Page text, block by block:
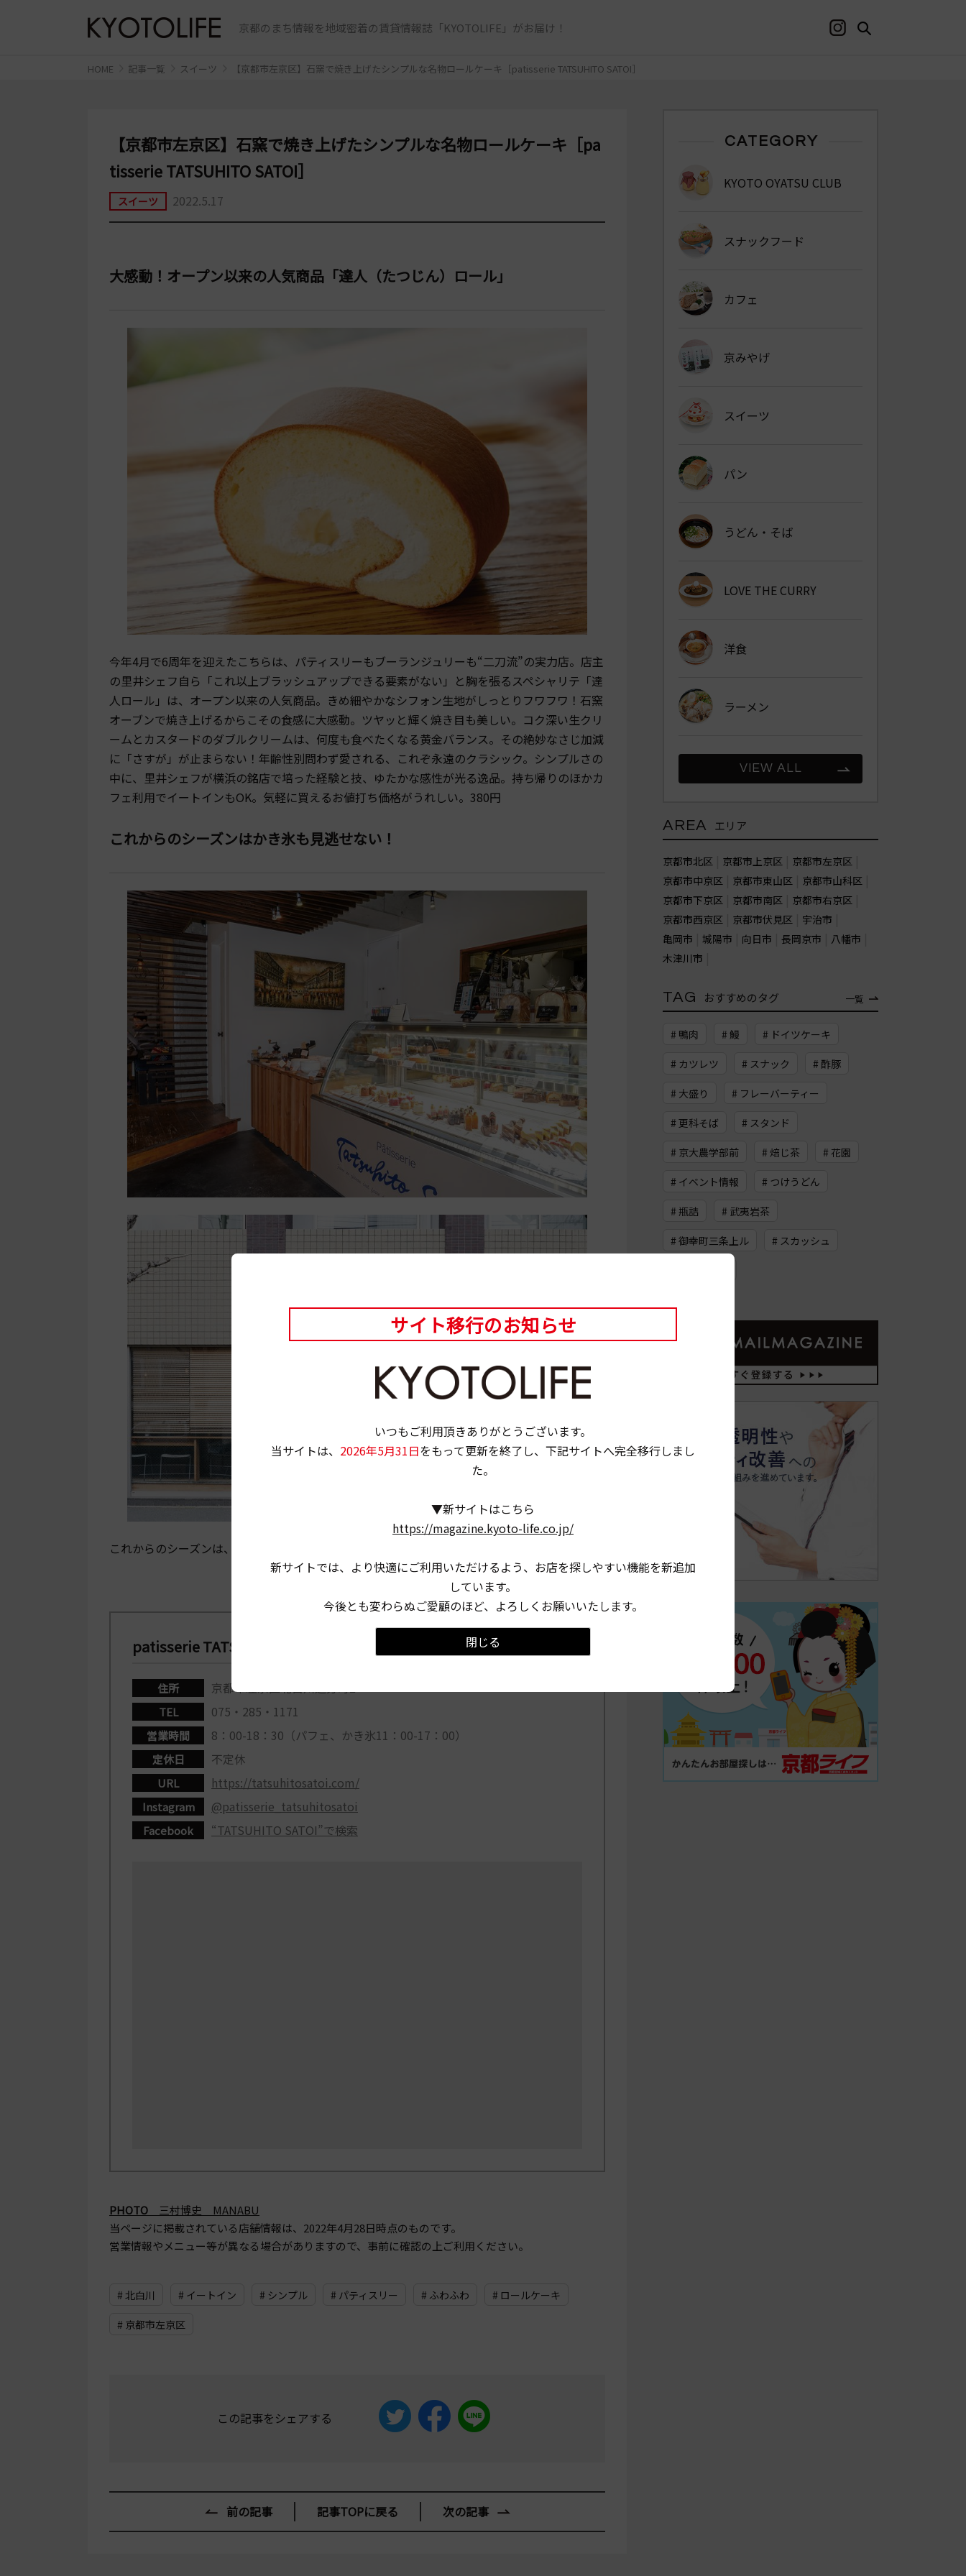
京都のまち情報を地域密着の賃貸情報誌「KYOTOLIFE」がお届け！
HOME 記事一覧 スイーツ 【京都市左京区】石窯で焼き上げたシンプルな名物ロールケーキ［patisserie TATSUHITO SATOI］
【京都市左京区】石窯で焼き上げたシンプルな名物ロールケーキ［pa
tisserie TATSUHITO SATOI］
スイーツ 2022.5.17
大感動！オープン以来の人気商品「達人（たつじん）ロール」
今年4月で6周年を迎えたこちらは、パティスリーもブーランジュリーも“二刀流”の実力店。店主
の里井シェフ自ら「これ以上ブラッシュアップできる要素がない」と胸を張るスペシャリテ「達
人ロール」は、オープン以来の人気商品。きめ細やかなシフォン生地がしっとりフワフワ！石窯
オーブンで焼き上げるからこその食感に大感動。ツヤッと輝く焼き目も美しい。コク深い生クリ
ームとカスタードのダブルクリームは、何度も食べたくなる黄金バランス。その絶妙なさじ加減
に「さすが」が止まらない！年齢性別問わず愛される、これぞ永遠のクラシック。シンプルさの
中に、里井シェフが横浜の銘店で培った経験と技、ゆたかな感性が光る逸品。持ち帰りのほかカ
フェ利用でイートインもOK。気軽に買えるお値打ち価格がうれしい。380円
これからのシーズンはかき氷も見逃せない！
これからのシーズンは、イートインスペースでいただけるかき氷メニューも見逃せない。
patisserie TATSUHITO SATOI （パティスリー タツヒトサトイ）
住所 京都市左京区北白川追分町2
TEL 075・285・1171
営業時間 8：00-18：30（パフェ、かき氷11：00-17：00）
定休日 不定休
URL https://tatsuhitosatoi.com/
Instagram @patisserie_tatsuhitosatoi
Facebook “TATSUHITO SATOI”で検索
PHOTO 三村博史 MANABU
当ページに掲載されている店舗情報は、 2022年4月28日時点のものです。
営業情報やメニュー等が異なる場合がありますので、事前に確認の上ご利用ください。
# 北白川 # イートイン # シンプル # パティスリー # ふわふわ # ロールケーキ
# 京都市左京区
この記事をシェアする
前の記事 記事TOPに戻る 次の記事
CATEGORY
KYOTO OYATSU CLUB
スナックフード
カフェ
京みやげ
スイーツ
パン
うどん・そば
LOVE THE CURRY
洋食
ラーメン
VIEW ALL
AREA エリア
京都市北区 京都市上京区
京都市左京区
京都市中京区
京都市東山区
京都市山科区
京都市下京区
京都市南区
京都市右京区
京都市西京区
京都市伏見区
宇治市
亀岡市
城陽市 向日市 長岡京市
八幡市
木津川市
TAG おすすめのタグ 一覧
# 鴨肉 # 鰻 # ドイツケーキ
# カツレツ # スナック # 酢豚
# 大盛り # フレーバーティー
# 更科そば # スタンド
# 京大農学部前 # 焙じ茶 # 花園
# イベント情報 # つけうどん
# 瓶詰 # 武夷岩茶
# 御幸町三条上ル # スカッシュ
サイト移行のお知らせ
いつもご利用頂きありがとうございます。
当サイトは、 2026年5月31日をもって更新を終了し、下記サイトへ完全移行しまし
た。
▼新サイトはこちら
https://magazine.kyoto-life.co.jp/
新サイトでは、より快適にご利用いただけるよう、お店を探しやすい機能を新追加
しています。
今後とも変わらぬご愛顧のほど、よろしくお願いいたします。
閉じる